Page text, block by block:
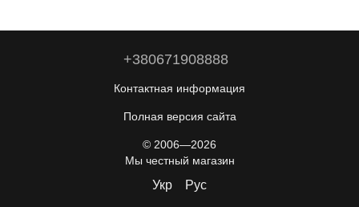
+380671908888
Контактная информация
Полная версия сайта
© 2006—2026
Мы честный магазин
Укр Рус